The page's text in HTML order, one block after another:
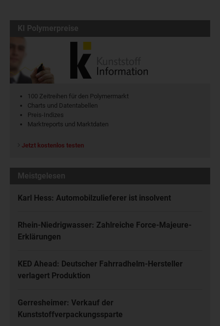
KI Polymerpreise
100 Zeitreihen für den Polymermarkt
Charts und Datentabellen
Preis-Indizes
Marktreports und Marktdaten
Jetzt kostenlos testen
Meistgelesen
Karl Hess: Automobilzulieferer ist insolvent
Rhein-Niedrigwasser: Zahlreiche Force-Majeure-
Erklärungen
KED Ahead: Deutscher Fahrradhelm-Hersteller
verlagert Produktion
Gerresheimer: Verkauf der
Kunststoffverpackungssparte